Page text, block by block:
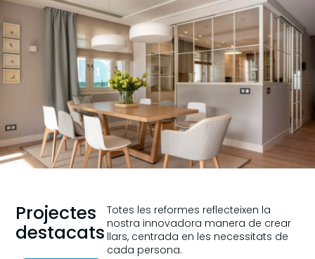
Projectes
destacats
Totes les reformes reflecteixen la
nostra innovadora manera de crear
llars, centrada en les necessitats de
cada persona.